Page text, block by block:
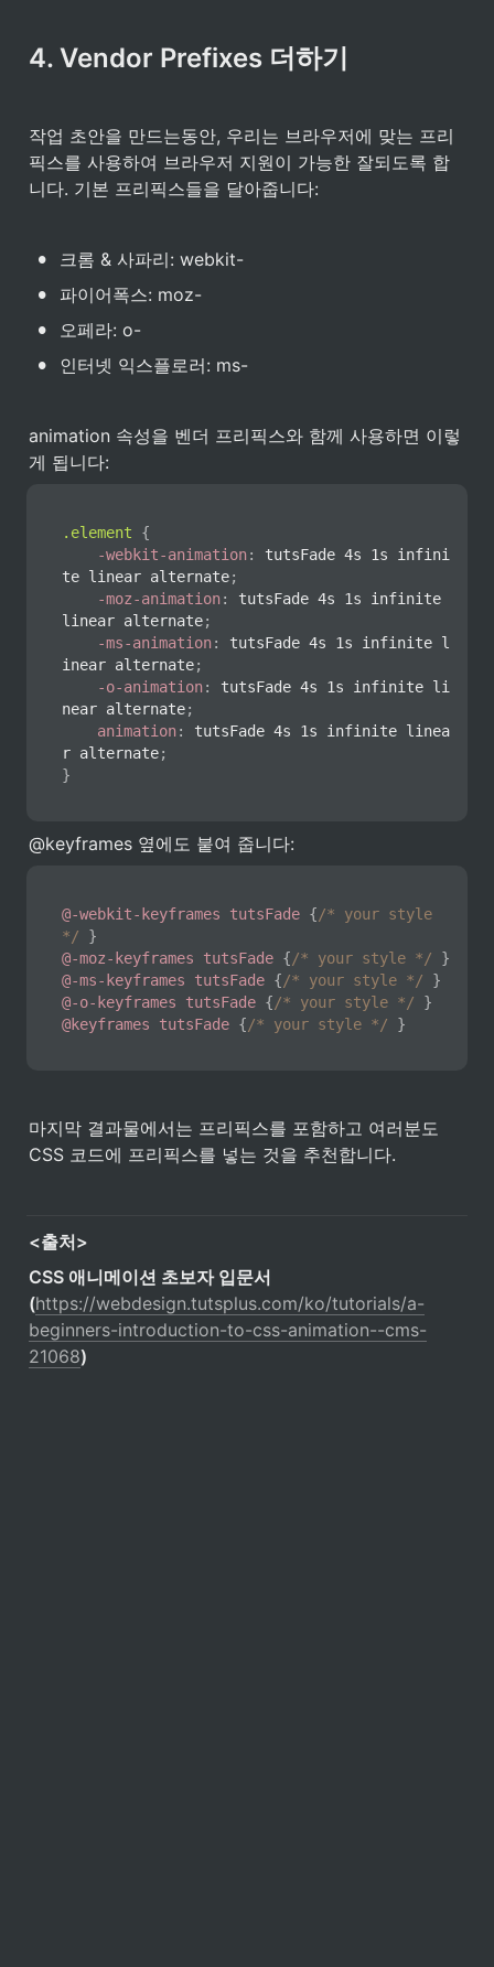
4. Vendor Prefixes 더하기
작업 초안을 만드는동안, 우리는 브라우저에 맞는 프리
픽스를 사용하여 브라우저 지원이 가능한 잘되도록 합
니다. 기본 프리픽스들을 달아줍니다:
• 크롬 & 사파리: webkit-
• 파이어폭스: moz-
• 오페라: o-
• 인터넷 익스플로러: ms-
animation 속성을 벤더 프리픽스와 함께 사용하면 이렇
게 됩니다:
.element
{
-webkit-animation:
tutsFade 4s 1s infini
te linear alternate;
-moz-animation:
tutsFade 4s 1s infinite
linear alternate;
-ms-animation:
tutsFade 4s 1s infinite l
inear alternate;
-o-animation:
tutsFade 4s 1s infinite li
near alternate;
animation:
tutsFade 4s 1s infinite linea
r alternate;
}
@keyframes 옆에도 붙여 줍니다:
@-webkit-keyframes tutsFade {/* your style
*/
}
@-moz-keyframes tutsFade {/* your style */
}
@-ms-keyframes tutsFade {/* your style */
}
@-o-keyframes tutsFade {/* your style */
}
@keyframes tutsFade {/* your style */ }
마지막 결과물에서는 프리픽스를 포함하고 여러분도
CSS 코드에 프리픽스를 넣는 것을 추천합니다.
<출처>
CSS 애니메이션 초보자 입문서
(https://webdesign.tutsplus.com/ko/tutorials/a-
beginners-introduction-to-css-animation--cms-
21068)